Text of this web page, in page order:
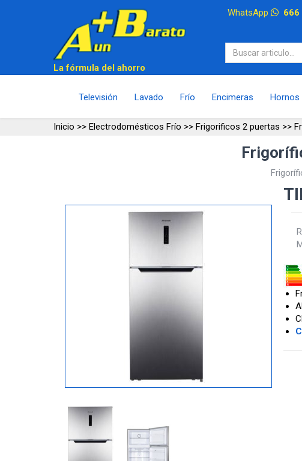
WhatsApp 666
La fórmula del ahorro
Televisión Lavado Frío Encimeras Hornos
Inicio >> Electrodomésticos Frío >> Frigorificos 2 puertas >>